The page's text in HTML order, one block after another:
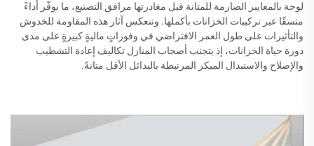
لوحة بالمعايير الصارمة للمتانة قبل مغادرتها مرافق التصنيع، ما يوفّر أداءً
متسقًا عبر تركيبات الخزانات بأكملها. وتنعكس آثار هذه المقاومة للخدوش
والتأثيرات على طول العمر الافتراضي في وفوراتٍ ماليةٍ كبيرةٍ على مدى
دورة حياة الخزانات، إذ يتجنب أصحاب المنازل تكاليف إعادة التشطيب
والإصلاح والاستبدال المبكر المرتبطة بالبدائل الأقل متانةً.